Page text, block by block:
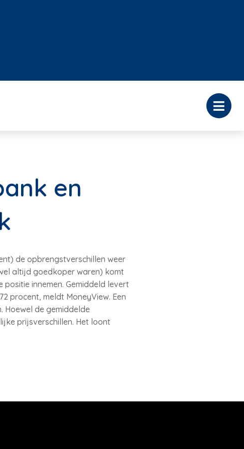
en
de opbrengstverschillen weer
altijd goedkoper waren) komt
innemen. Gemiddeld levert
procent, meldt MoneyView. Een
de gemiddelde
prijsverschillen. Het loont